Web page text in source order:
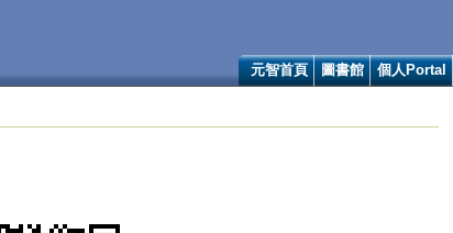
元智首頁 圖書館 個人Portal